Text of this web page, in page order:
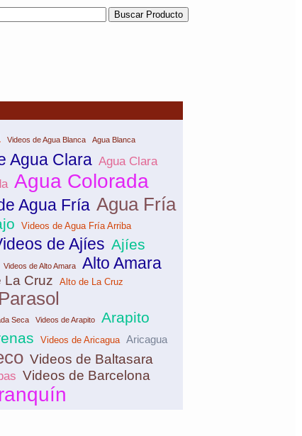
Videos de Agua Blanca Agua Blanca
Agua Clara Agua Clara
Agua Colorada
Agua Fría Agua Fría
Videos de Agua Fría Arriba
de Ajíes Ajíes
Videos de Alto Amara Alto Amara
La Cruz Alto de La Cruz
Seca Videos de Arapito
Arapito
Videos de Aricagua Aricagua
Videos de Baltasara
Videos de Barcelona